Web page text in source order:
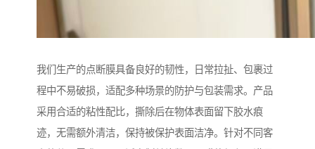
我们生产的点断膜具备良好的韧性，日常拉扯、包裹过
程中不易破损，适配多种场景的防护与包装需求。产品
采用合适的粘性配比，撕除后在物体表面留下胶水痕
迹，无需额外清洁，保持被保护表面洁净。针对不同客